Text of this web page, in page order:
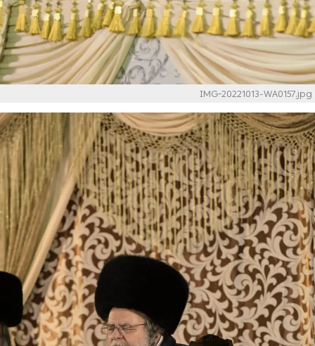
IMG-20221013-WA0157.jpg